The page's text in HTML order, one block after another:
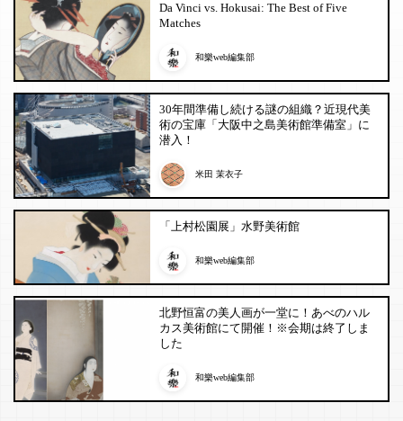
Da Vinci vs. Hokusai: The Best of Five
Matches
和樂web編集部
30年間準備し続ける謎の組織？近現代美
術の宝庫「大阪中之島美術館準備室」に
潜入！
米田 茉衣子
「上村松園展」水野美術館
和樂web編集部
北野恒富の美人画が一堂に！あべのハル
カス美術館にて開催！※会期は終了しま
した
和樂web編集部